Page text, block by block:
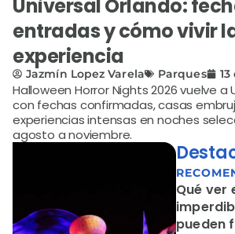
Universal Orlando:
entradas y cómo vivir
experiencia
Jazmín Lopez Varela Parques
Halloween Horror Nights 2026 vuelve a
con fechas confirmadas, casas
experiencias intensas en noches
agosto a noviembre.
Qué ver
pueden